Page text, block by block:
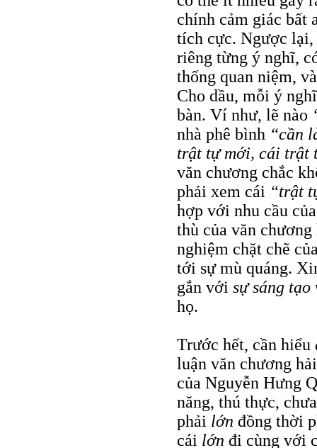
chính cảm giác bất
tích cực. Ngược lại,
riêng từng ý nghĩ,
thống quan niệm,
Cho dầu, mỗi ý
bàn. Ví như, lẽ nào
nhà phê bình “cần
trật tự mới, cái trật
văn chương chắc
phải xem cái “trật
hợp với nhu cầu
thù của văn
nghiệm chặt chẽ
tới sự mù quáng.
gắn với sự sáng
họ.
Trước hết, cần hiểu
luận văn chương
của Nguyễn Hưng
năng, thú thực,
phải lớn đồng thời
cái lớn đi cùng với